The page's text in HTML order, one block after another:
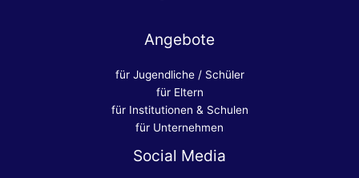
Angebote
für Jugendliche / Schüler
für Eltern
für Institutionen & Schulen
für Unternehmen
Social Media